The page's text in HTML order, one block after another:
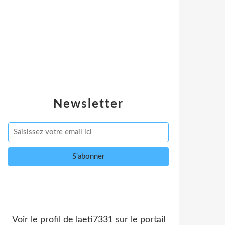
Newsletter
Voir le profil de laeti7331sur le portail